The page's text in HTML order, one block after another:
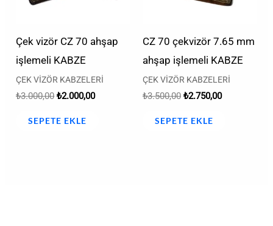
Çek vizör CZ 70 ahşap
işlemeli KABZE
ÇEK VİZÖR KABZELERİ
₺3.000,00 ₺2.000,00
SEPETE EKLE
CZ 70 çekvizör 7.65 mm
ahşap işlemeli KABZE
ÇEK VİZÖR KABZELERİ
₺3.500,00 ₺2.750,00
SEPETE EKLE